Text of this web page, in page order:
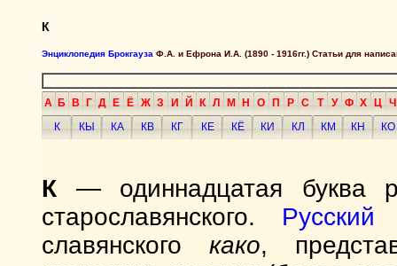
К
Энциклопедия Брокгауза Ф.А. и Ефрона И.А. (1890 - 1916гг.) Статьи для
А Б В Г Д Е Ё Ж З И Й К Л М Н О П Р С Т У Ф Х Ц Ч
К
КЫ КА КВ КГ КЕ КЁ КИ КЛ КМ КН КО
К — одиннадцатая буква
старославянского. Русский
славянского како,